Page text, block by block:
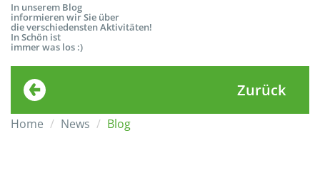
In unserem Blog
informieren wir Sie über
die verschiedensten Aktivitäten!
In Schön ist
immer was los :)
Zurück
Home News Blog